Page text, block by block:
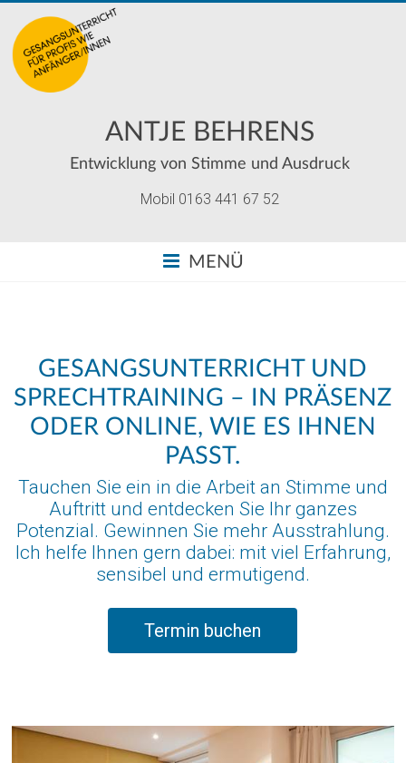
ANTJE BEHRENS
Entwicklung von Stimme und Ausdruck
Mobil 0163 441 67 52
MENÜ
GESANGSUNTERRICHT UND
SPRECHTRAINING – IN PRÄSENZ
ODER ONLINE, WIE ES IHNEN
PASST.
Tauchen Sie ein in die Arbeit an Stimme und
Auftritt und entdecken Sie Ihr ganzes
Potenzial. Gewinnen Sie mehr Ausstrahlung.
Ich helfe Ihnen gern dabei: mit viel Erfahrung,
sensibel und ermutigend.
Termin buchen